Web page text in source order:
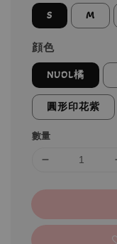
S M
顔色
NUOL橘
圓形印花紫
數量